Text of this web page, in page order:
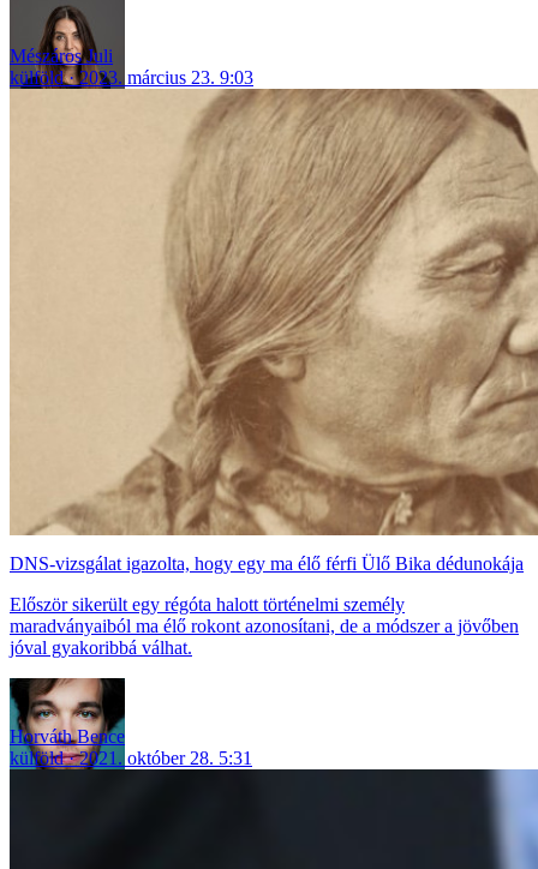
Mészáros Juli
külföld
2023. március 23. 9:03
DNS-vizsgálat igazolta, hogy egy ma élő férfi Ülő Bika dédunokája
Először sikerült egy régóta halott történelmi személy
maradványaiból ma élő rokont azonosítani, de a módszer a jövőben
jóval gyakoribbá válhat.
Horváth Bence
külföld
2021. október 28. 5:31